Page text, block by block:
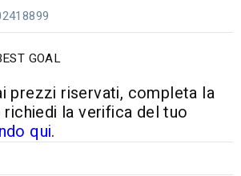
GOAL
prezzi riservati, completa la
la verifica del tuo
qui.